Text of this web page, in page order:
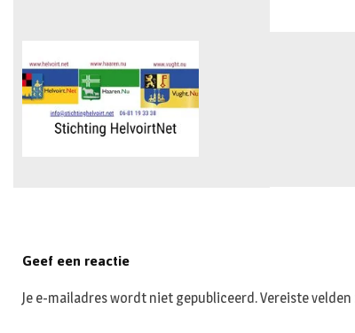
Geef een reactie
Je e-mailadres wordt niet gepubliceerd.Vereiste